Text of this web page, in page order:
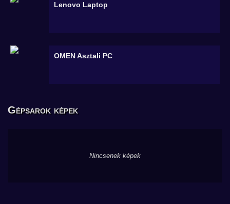
Lenovo Laptop
OMENAsztali PC
Gépsarok képek
Nincsenek képek